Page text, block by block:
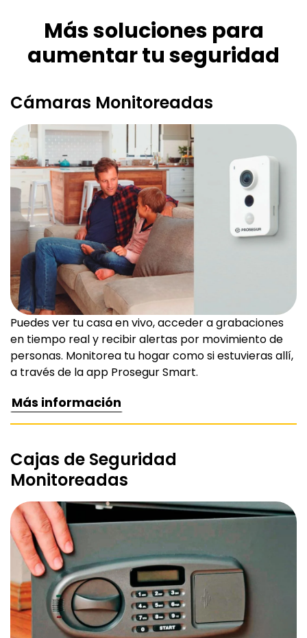
Más soluciones para
aumentar tu seguridad
Cámaras Monitoreadas
Puedes ver tu casa en vivo, acceder a grabaciones
en tiempo real y recibir alertas por movimiento de
personas. Monitorea tu hogar como si estuvieras allí,
a través de la app Prosegur Smart.
Más información
Cajas de Seguridad
Monitoreadas